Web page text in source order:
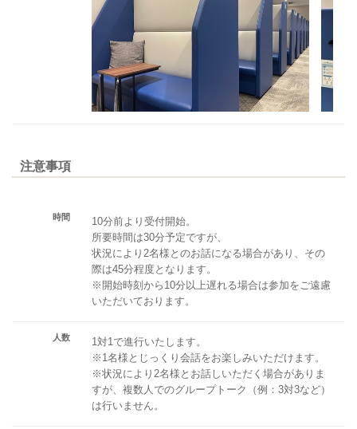
注意事項
時間
10分前より受付開始。
所要時間は30分予定ですが、
状況により2名様とのお話になる場合があり、その
際は45分程度となります。
※開始時刻から10分以上遅れる場合は参加をご遠慮
いただいております。
人数
1対1で進行いたします。
※1名様とじっくり会話をお楽しみいただけます。
※状況により2名様とお話しいただく場合がありま
すが、複数人でのグループトーク（例：3対3など）
は行いません。